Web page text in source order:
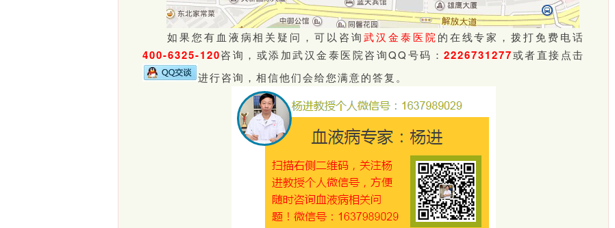
如果您有血液病相关疑问，可以咨询武汉金泰医院 的在线专家，拨打免费电话
400-6325-120咨询，或添加武汉金泰医院咨询QQ号码：2226731277或者直接点击
进行咨询，相信他们会给您满意的答复。